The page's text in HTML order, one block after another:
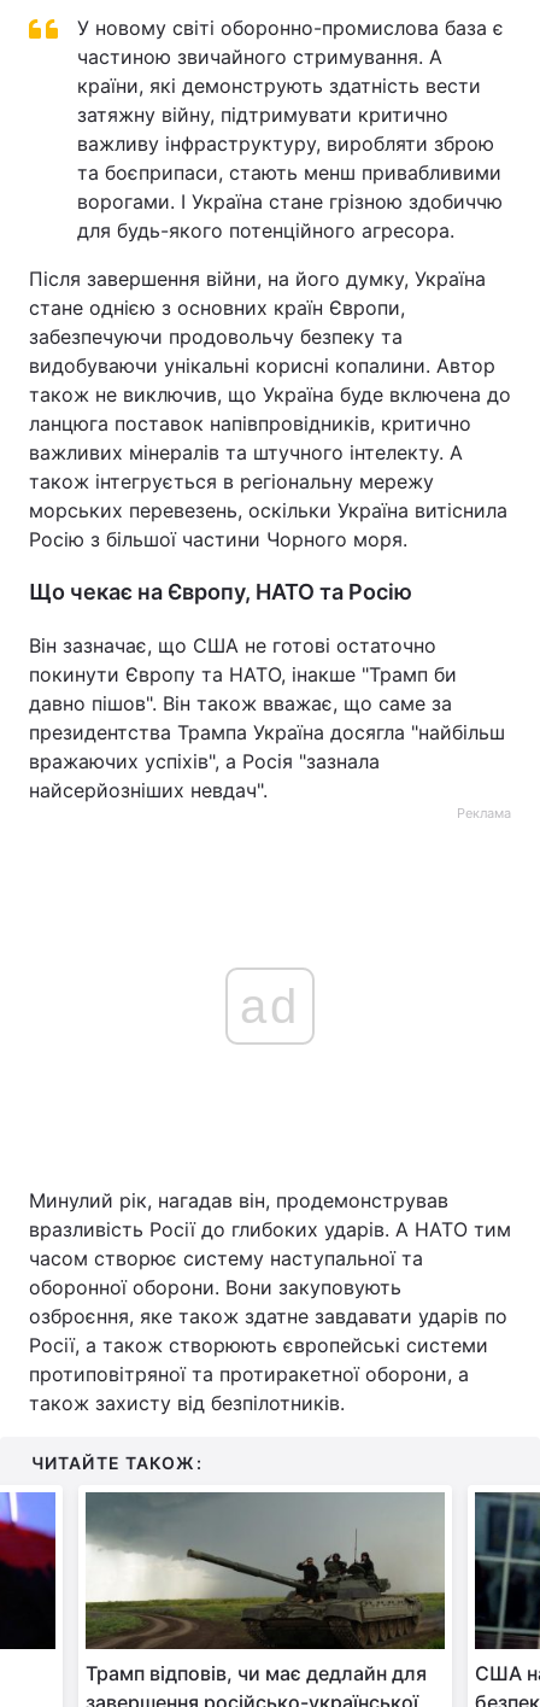
У новому світі оборонно-промислова база є
частиною звичайного стримування. А
країни, які демонструють здатність вести
затяжну війну, підтримувати критично
важливу інфраструктуру, виробляти зброю
та боєприпаси, стають менш привабливими
ворогами. І Україна стане грізною здобиччю
для будь-якого потенційного агресора.
Після завершення війни, на його думку, Україна
стане однією з основних країн Європи,
забезпечуючи продовольчу безпеку та
видобуваючи унікальні корисні копалини. Автор
також не виключив, що Україна буде включена до
ланцюга поставок напівпровідників, критично
важливих мінералів та штучного інтелекту. А
також інтегрується в регіональну мережу
морських перевезень, оскільки Україна витіснила
Росію з більшої частини Чорного моря.
Що чекає на Європу, НАТО та Росію
Він зазначає, що США не готові остаточно
покинути Європу та НАТО, інакше "Трамп би
давно пішов". Він також вважає, що саме за
президентства Трампа Україна досягла "найбільш
вражаючих успіхів", а Росія "зазнала
найсерйозніших невдач".
Реклама
ad
Минулий рік, нагадав він, продемонстрував
вразливість Росії до глибоких ударів. А НАТО тим
часом створює систему наступальної та
оборонної оборони. Вони закуповують
озброєння, яке також здатне завдавати ударів по
Росії, а також створюють європейські системи
протиповітряної та протиракетної оборони, а
також захисту від безпілотників.
ЧИТАЙТЕ ТАКОЖ:
Трамп відповів, чи має дедлайн для
завершення російсько-української
США